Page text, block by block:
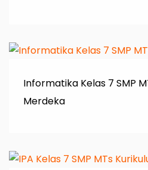
Informatika Kelas 7 SMP
Merdeka